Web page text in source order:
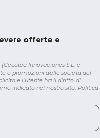
offerte e
Innovaciones S.L. e
e promozioni delle società del
e l'utente ha il diritto di
indicato nel nostro sito. Politica